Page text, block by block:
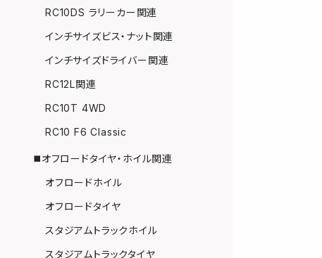
RC10DS ラリーカー関連
インチサイズビス・ナット関連
インチサイズドライバー関連
RC12L関連
RC10T 4WD
RC10 F6 Classic
◼️オフロードタイヤ・ホイル関連
オフロードホイル
オフロードタイヤ
スタジアムトラックホイル
スタジアムトラックタイヤ